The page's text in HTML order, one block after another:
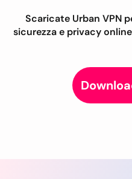
Scaricate Urban VPN
sicurezza e privacy